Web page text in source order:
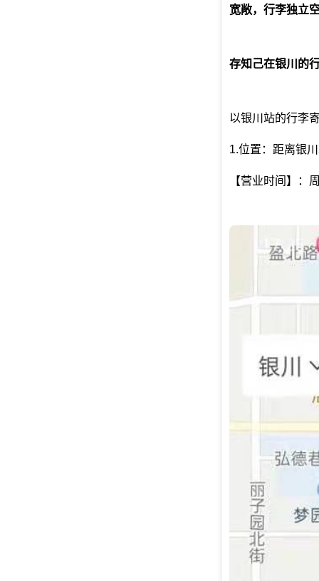
宽敞，行李独立
存知己在银川的
以银川站的行李
1.位置：距离银
【营业时间】：